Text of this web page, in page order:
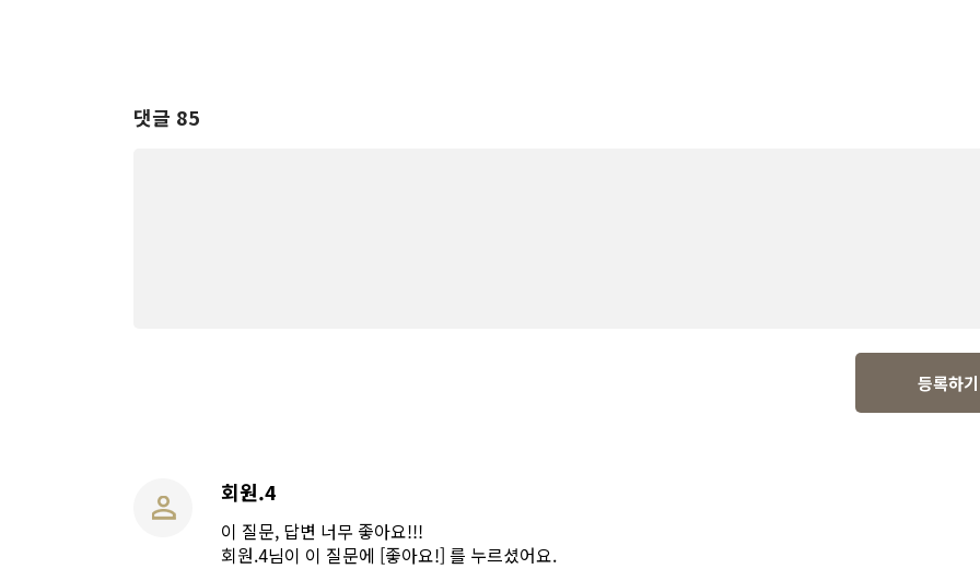
댓글 85
등록하기
회원.4
이 질문, 답변 너무 좋아요!!!
회원.4님이 이 질문에 [좋아요!] 를 누르셨어요.